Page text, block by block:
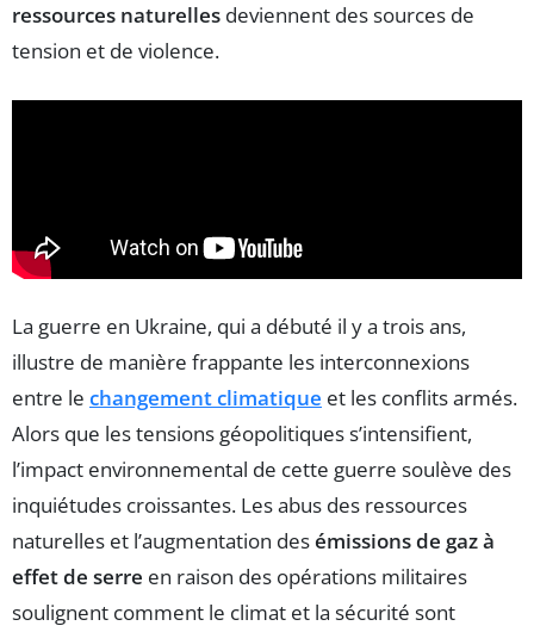
ressources naturelles deviennent des sources de
tension et de violence.
La guerre en Ukraine, qui a débuté il y a trois ans,
illustre de manière frappante les interconnexions
entre le changement climatique et les conflits armés.
Alors que les tensions géopolitiques s’intensifient,
l’impact environnemental de cette guerre soulève des
inquiétudes croissantes. Les abus des ressources
naturelles et l’augmentation desémissions de gaz à
effet de serre en raison des opérations militaires
soulignent comment le climat et la sécurité sont